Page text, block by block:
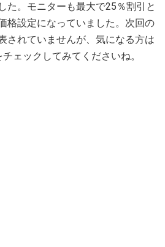
た。モニターも最大で25％割引と
格設定になっていました。次回の
されていませんが、気になる方は
ェックしてみてくださいね。